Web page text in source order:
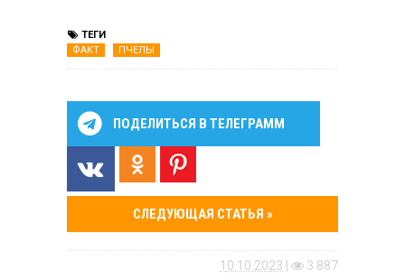
ТЕГИ
ФАКТ
ПЧЕЛЫ
ПОДЕЛИТЬСЯ В ТЕЛЕГРАММ
СЛЕДУЮЩАЯ СТАТЬЯ »
10.10.2023 3 887